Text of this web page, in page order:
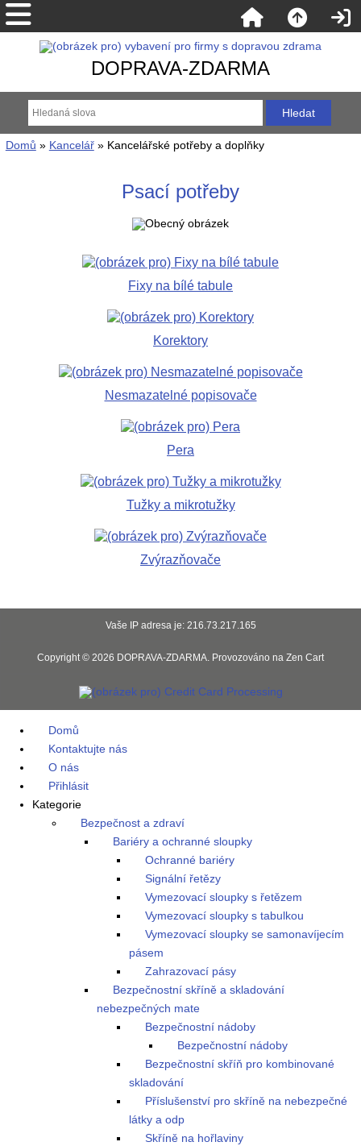
DOPRAVA-ZDARMA
Domů » Kancelář» Kancelářské potřeby a doplňky
Psací potřeby
Fixy na bílé tabule
Korektory
Nesmazatelné popisovače
Pera
Tužky a mikrotužky
Zvýrazňovače
Vaše IP adresa je: 216.73.217.165
Copyright © 2026 DOPRAVA-ZDARMA. Provozováno na Zen Cart
Domů
Kontaktujte nás
O nás
Přihlásit
Kategorie
Bezpečnost a zdraví
Bariéry a ochranné sloupky
Ochranné bariéry
Signální řetězy
Vymezovací sloupky s řetězem
Vymezovací sloupky s tabulkou
Vymezovací sloupky se samonavíjecím
pásem
Zahrazovací pásy
Bezpečnostní skříně a skladování
nebezpečných mate
Bezpečnostní nádoby
Bezpečnostní nádoby
Bezpečnostní skříň pro kombinované
skladování
Příslušenství pro skříně na nebezpečné
látky a odp
Skříně na hořlaviny